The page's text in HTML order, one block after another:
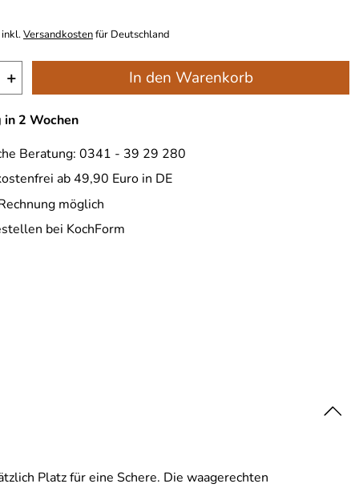
Versandkostenfür Deutschland
+ In den Warenkorb
2 Wochen
Beratung: 0341 - 39 29 280
ab 49,90 Euro in DE
möglich
bei KochForm
Platz für eine Schere. Die waagerechten